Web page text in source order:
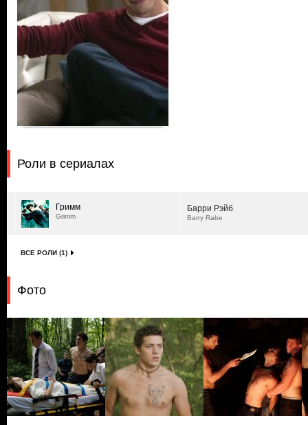
Роли в сериалах
Гримм
Grimm
Барри Рэйб
Barry Rabe
ВСЕ РОЛИ (1)
Фото